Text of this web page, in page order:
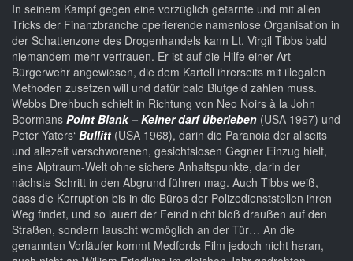
In seinem Kampf gegen eine vorzüglich getarnte und mit allen
Tricks der Finanzbranche operierende namenlose Organisation in
der Schattenzone des Drogenhandels kann Lt. Virgil Tibbs bald
niemandem mehr vertrauen. Er ist auf die Hilfe einer Art
Bürgerwehr angewiesen, die dem Kartell ihrerseits mit illegalen
Methoden zusetzen will und dafür bald Blutgeld zahlen muss.
Webbs Drehbuch schielt in Richtung von Neo Noirs à la John
Boormans Point Blank – Keiner darf überleben (USA 1967) und
Peter Yaters‘ Bullitt (USA 1968), darin die Paranoia der allseits
und allezeit verschworenen, gesichtslosen Gegner Einzug hielt,
eine Alptraum-Welt ohne sichere Anhaltspunkte, darin der
nächste Schritt in den Abgrund führen mag. Auch Tibbs weiß,
dass die Korruption bis in die Büros der Polizedienststellen ihren
Weg findet, und so lauert der Feind nicht bloß draußen auf den
Straßen, sondern lauscht womöglich an der Tür… An die
genannten Vorläufer kommt Medfords Film jedoch nicht heran,